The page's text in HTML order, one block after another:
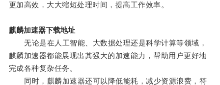
更加高效，大大缩短处理时间，提高工作效率。
麒麟加速器下载地址
无论是在人工智能、大数据处理还是科学计算等领域，
麒麟加速器都能展现出其强大的加速能力，帮助用户更好地
完成各种复杂任务。
同时，麒麟加速器还可以降低能耗，减少资源浪费，符